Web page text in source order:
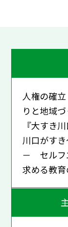
人権の確
りと地域づ
『大すき
川口がすき
－ セルフ
求める教